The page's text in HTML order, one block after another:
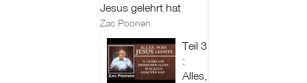
Jesus gelehrt hat
Zac Poonen
Teil 3
:
Alles,